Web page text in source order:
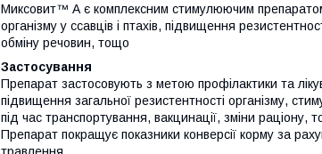
Миксовит™ А є комплексним стимулюючим
організму у ссавців і птахів, підвищення
обміну речовин, тощо
Застосування
Препарат застосовують з метою профілактики та
підвищення загальної резистентності організму,
під час транспортування, вакцинації, зміни
Препарат покращує показники конверсії корму за